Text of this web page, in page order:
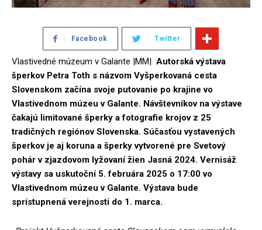
Facebook Twitter
Vlastivedné múzeum v Galante |MM| Autorská výstava
šperkov Petra Toth s názvom Vyšperkovaná cesta
Slovenskom začína svoje putovanie po krajine vo
Vlastivednom múzeu v Galante. Návštevníkov na výstave
čakajú limitované šperky a fotografie krojov z 25
tradičných regiónov Slovenska. Súčasťou vystavených
šperkov je aj koruna a šperky vytvorené pre Svetový
pohár v zjazdovom lyžovaní žien Jasná 2024. Vernisáž
výstavy sa uskutoční 5. februára 2025 o 17:00 vo
Vlastivednom múzeu v Galante. Výstava bude
sprístupnená verejnosti do 1. marca.